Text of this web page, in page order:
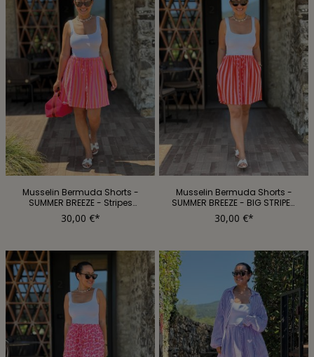
Musselin Bermuda Shorts -
SUMMER BREEZE - Stripes
Sugar
30,00 €*
Musselin Bermuda Shorts -
SUMMER BREEZE - BIG STRIPES
Lollipop
30,00 €*